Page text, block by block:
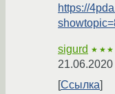
https://
sigurd
Ссылка